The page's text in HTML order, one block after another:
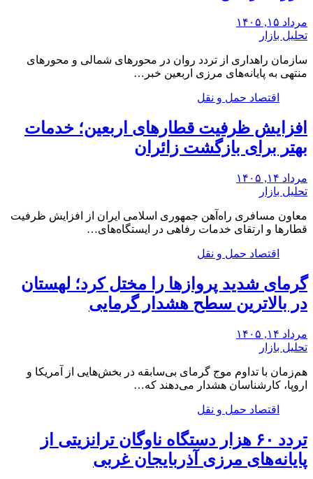
مرداد ۱۵, ۱۴۰۵
تحلیل بازار
سازمان راهداری از تردد روان در محورهای شمالی و محورهای
منتهی به پایانه‌های مرزی اربعین خبر…
اقتصاد حمل و نقل
افزایش ظرفیت قطارهای اربعین؛ خدمات
بهتر برای بازگشت زائران
مرداد ۱۴, ۱۴۰۵
تحلیل بازار
معاون مسافری راه‌آهن جمهوری اسلامی ایران از افزایش ظرفیت
قطارها و ارتقای خدمات رفاهی در ایستگاه‌های…
اقتصاد حمل و نقل
گرمای شدید پروازها را مختل کرد؛ لهستان
در بالاترین سطح هشدار گرمایی
مرداد ۱۴, ۱۴۰۵
تحلیل بازار
هم‌زمان با تداوم موج گرمای بی‌سابقه در بخش‌هایی از آمریکا و
اروپا، کارشناسان هشدار می‌دهند که…
اقتصاد حمل و نقل
تردد ۶۰ هزار دستگاه ناوگان ترانزیتی از
پایانه‌های مرزی آذربایجان ‌غربی